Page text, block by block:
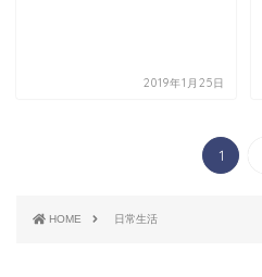
2019年1月25日
1
HOME 日常生活